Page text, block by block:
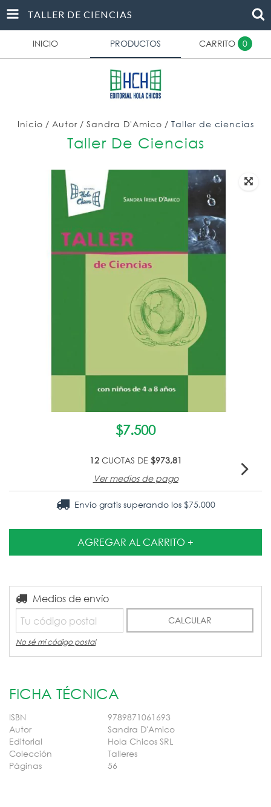
TALLER DE CIENCIAS
INICIO PRODUCTOS CARRITO 0
Inicio / Autor / Sandra D'Amico / Taller de ciencias
Taller De Ciencias
$7.500
12CUOTAS DE $973,81
Ver medios de pago
Envío gratis superando los $75.000
Entregas para el CP:
Medios de envío
CALCULAR
No sé mi código postal
FICHA TÉCNICA
ISBN
9789871061693
Autor
Sandra D'Amico
Editorial
Hola Chicos SRL
Colección
Talleres
Páginas
56